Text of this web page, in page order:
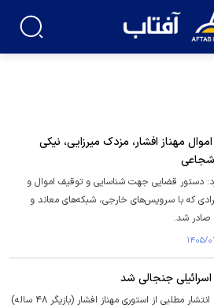
مهناز افشار، مزدک میرزایی، نیکی
شجاعی
دستور قضایی جهت شناسایی و توقیف اموال و
که با سرویس‌های خارجی، شبکه‌های معاند و
صادر شد.
اسرائیلی جنجالی شد
کانال تلگرامی روزنامه فرهیختگان با انتشار مطلبی از استوری مهناز افشار (بازیگر ۴۸ ساله)